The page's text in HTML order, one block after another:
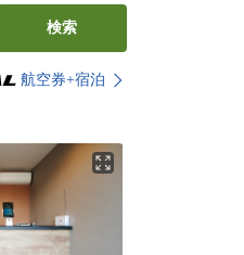
検索
航空券+宿泊